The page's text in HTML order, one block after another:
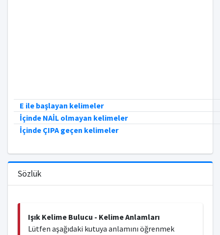
E ile başlayan kelimeler
İçinde NAİL olmayan kelimeler
İçinde ÇIPA geçen kelimeler
Sözlük
Işık Kelime Bulucu - Kelime Anlamları
Lütfen aşağıdaki kutuya anlamını öğrenmek